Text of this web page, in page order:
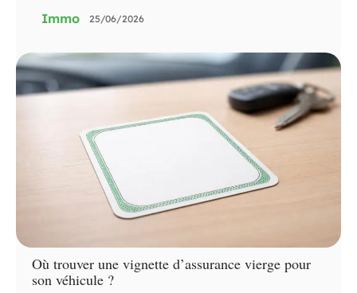
Immo 25/06/2026
Où trouver une vignette d’assurance vierge pour
son véhicule ?